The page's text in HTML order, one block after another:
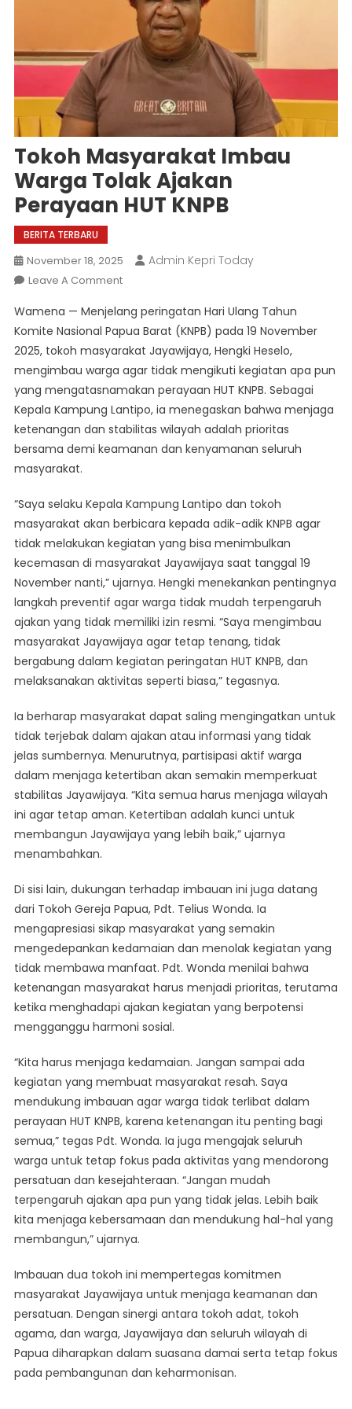
Tokoh Masyarakat Imbau
Warga Tolak Ajakan
Perayaan HUT KNPB
BERITA TERBARU
November 18, 2025 Admin Kepri Today
Leave A CommentOn
Masyarakat
Imbau
Warga
Tolak
Ajakan
Perayaan
HUT
Wamena — Menjelang peringatan Hari Ulang Tahun
Komite Nasional Papua Barat (KNPB) pada 19 November
2025, tokoh masyarakat Jayawijaya, Hengki Heselo,
mengimbau warga agar tidak mengikuti kegiatan apa pun
yang mengatasnamakan perayaan HUT KNPB. Sebagai
Kepala Kampung Lantipo, ia menegaskan bahwa menjaga
ketenangan dan stabilitas wilayah adalah prioritas
bersama demi keamanan dan kenyamanan seluruh
masyarakat.
“Saya selaku Kepala Kampung Lantipo dan tokoh
masyarakat akan berbicara kepada adik-adik KNPB agar
tidak melakukan kegiatan yang bisa menimbulkan
kecemasan di masyarakat Jayawijaya saat tanggal 19
November nanti,” ujarnya. Hengki menekankan pentingnya
langkah preventif agar warga tidak mudah terpengaruh
ajakan yang tidak memiliki izin resmi. “Saya mengimbau
masyarakat Jayawijaya agar tetap tenang, tidak
bergabung dalam kegiatan peringatan HUT KNPB, dan
melaksanakan aktivitas seperti biasa,” tegasnya.
Ia berharap masyarakat dapat saling mengingatkan untuk
tidak terjebak dalam ajakan atau informasi yang tidak
jelas sumbernya. Menurutnya, partisipasi aktif warga
dalam menjaga ketertiban akan semakin memperkuat
stabilitas Jayawijaya. “Kita semua harus menjaga wilayah
ini agar tetap aman. Ketertiban adalah kunci untuk
membangun Jayawijaya yang lebih baik,” ujarnya
menambahkan.
Di sisi lain, dukungan terhadap imbauan ini juga datang
dari Tokoh Gereja Papua, Pdt. Telius Wonda. Ia
mengapresiasi sikap masyarakat yang semakin
mengedepankan kedamaian dan menolak kegiatan yang
tidak membawa manfaat. Pdt. Wonda menilai bahwa
ketenangan masyarakat harus menjadi prioritas, terutama
ketika menghadapi ajakan kegiatan yang berpotensi
mengganggu harmoni sosial.
“Kita harus menjaga kedamaian. Jangan sampai ada
kegiatan yang membuat masyarakat resah. Saya
mendukung imbauan agar warga tidak terlibat dalam
perayaan HUT KNPB, karena ketenangan itu penting bagi
semua,” tegas Pdt. Wonda. Ia juga mengajak seluruh
warga untuk tetap fokus pada aktivitas yang mendorong
persatuan dan kesejahteraan. “Jangan mudah
terpengaruh ajakan apa pun yang tidak jelas. Lebih baik
kita menjaga kebersamaan dan mendukung hal-hal yang
membangun,” ujarnya.
Imbauan dua tokoh ini mempertegas komitmen
masyarakat Jayawijaya untuk menjaga keamanan dan
persatuan. Dengan sinergi antara tokoh adat, tokoh
agama, dan warga, Jayawijaya dan seluruh wilayah di
Papua diharapkan dalam suasana damai serta tetap fokus
pada pembangunan dan keharmonisan.